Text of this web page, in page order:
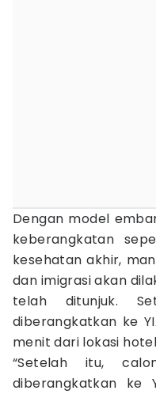
Dengan model
keberangkatan
kesehatan akhir,
dan imigrasi akan
telah ditunjuk.
diberangkatkan ke
menit dari lokasi
“Setelah itu,
diberangkatkan ke